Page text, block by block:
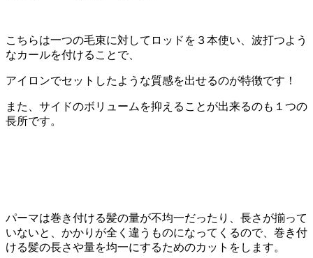
こちらは一つの毛束に対してロッドを３本使い、波打つよう
なカールを付けることで、
アイロンでセットしたような質感を出せるのが特徴です！
また、サイドのボリュームを抑えることが出来るのも１つの
長所です。
パーマは巻き付ける髪の量が不均一だったり、長さが揃って
いないと、かかりが全く違うものになってくるので、巻き付
ける髪の長さや量を均一にするためのカットをします。